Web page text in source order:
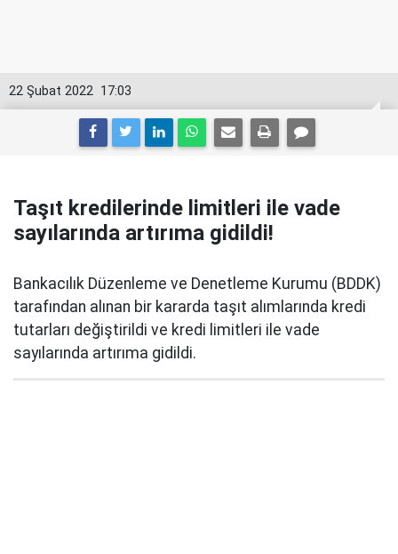
17:03
22 Şubat 2022
Taşıt kredilerinde limitleri ile vade
sayılarında artırıma gidildi!
Bankacılık Düzenleme ve Denetleme Kurumu (BDDK)
tarafından alınan bir kararda taşıt alımlarında kredi
tutarları değiştirildi ve kredi limitleri ile vade
sayılarında artırıma gidildi.